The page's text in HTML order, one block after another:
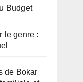
Budget
le genre :
de Bokar